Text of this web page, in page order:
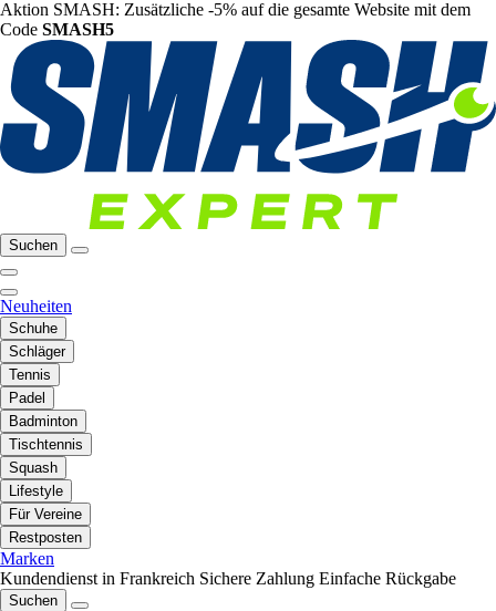
Aktion SMASH: Zusätzliche -5% auf die gesamte Website mit dem
Code SMASH5
Suchen
Neuheiten
Schuhe
Schläger
Tennis
Padel
Badminton
Tischtennis
Squash
Lifestyle
Für Vereine
Restposten
Marken
Kundendienst in Frankreich Sichere Zahlung Einfache Rückgabe
Suchen